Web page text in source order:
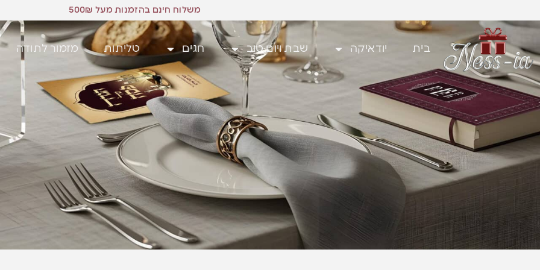
משלוח חינם בהזמנות מעל 500₪
בית יודאיקה שבת ויום טוב חגים טליתות מזמור לתודה